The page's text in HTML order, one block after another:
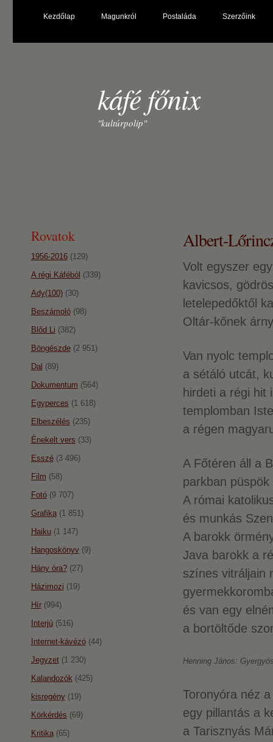
Kezdőlap Magunkról Postaláda Szerzőink
káfé főnix
"kultúrpolip"
Albert-
Volt egyszer
kavicsos,
letelepedőktől
Oltár-kőnek
Van nyolc
a sétáló utcát,
hirdeti a régi hit
templomban
a régen
A Főtéren áll a
parkban
A római
és munkás
A barokk
Java barokk a
színes vitráljain
és van egy
a bortöltőde
Henning János:
Toronyóra néz
egy pillantás a
a Tarisznyás
Rovatok
1956-2016(129)
A régi Káféból (339)
Ady(100)(30)
Beszámoló(98)
Blőd Li (382)
Böngészde(2 951)
Dal (89)
Dokumentum (564)
Egyperces (1 618)
Elbeszélés (235)
Énekelt vers (33)
Esszé(3 496)
Film (58)
Fotó(9 707)
Grafika(1 851)
Haiku(1 147)
Hangoskönyv(9)
Hány óra?(27)
Házimozi (19)
Hír(994)
Interjú(516)
Internet-kávézó(44)
Jegyzet(1 230)
Kalandozók (425)
kisregény(19)
Körkérdés (69)
Kritika(65)